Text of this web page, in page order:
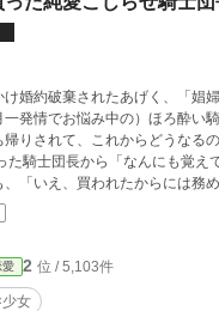
婚約破棄されたあげく、「娼
発情でお悩み中の）ほろ酔い
りされて、これからどうなる
騎士団長から「なんにも覚え
「いえ、買われたからには務
削って煽り散らしながら）頑
なものがある方はご注
愛 2 位 / 5,103件
少女